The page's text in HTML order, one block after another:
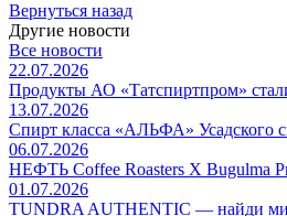
Вернуться назад
Другие новости
Все новости
22.07.2026
Продукты АО «Татспиртпром»
13.07.2026
Спирт класса «АЛЬФА» Усадского
06.07.2026
НЕФТЬ Coffee Roasters Х Bugulma
01.07.2026
TUNDRA AUTHENTIC — найди